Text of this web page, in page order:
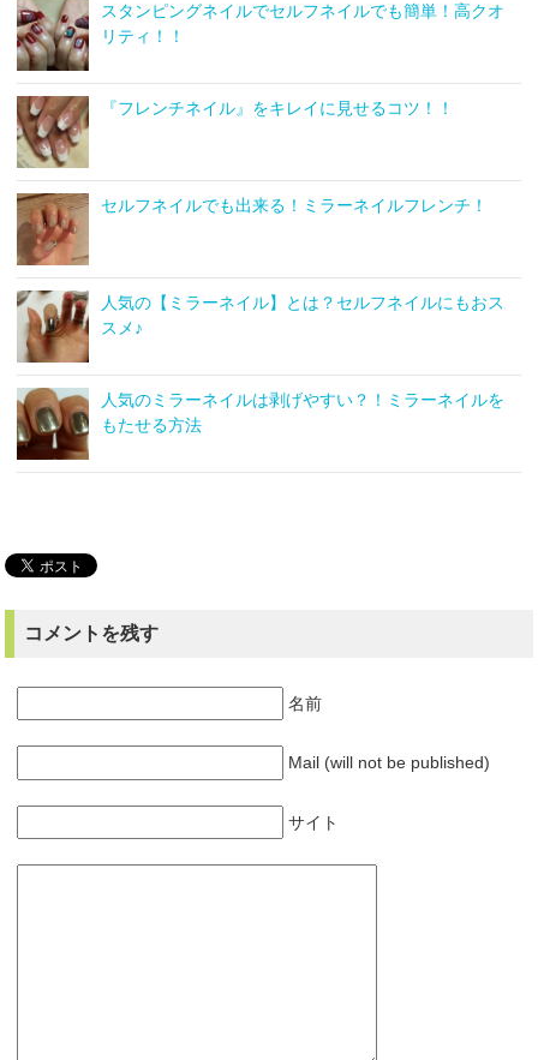
スタンピングネイルでセルフネイルでも簡単！高クオ
リティ！！
『フレンチネイル』をキレイに見せるコツ！！
セルフネイルでも出来る！ミラーネイルフレンチ！
人気の【ミラーネイル】とは？セルフネイルにもおス
スメ♪
人気のミラーネイルは剥げやすい？！ミラーネイルを
もたせる方法
コメントを残す
名前
Mail (will not be published)
サイト